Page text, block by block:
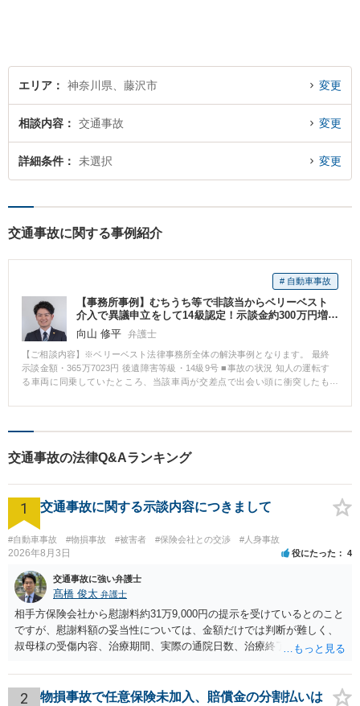
エリア 神奈川県、藤沢市 変更
相談内容 交通事故 変更
詳細条件 未選択 変更
交通事故に関する事例紹介
# 自動車事故
【事務所事例】むちうち等で非該当からベリーベスト
介入で異議申立をして14級認定！示談金約300万円増
額！
向山 修平 弁護士
【ご相談内容】※ベリーベスト法律事務所全体の解決事例となります。 最終
示談金額・365万7023円 後遺障害等級・14級9号 ■事故の状況 知人の運転す
る車両に同乗していたところ、当該車両が交差点で出会い頭に衝突したも
ら5カ月間通院したところで相手方保険会社からの治療費の支払いを打ち切ら
院を続けており、症状が残存していたことから、後遺障害の申請をしました
が自賠責保険からは非該当の認定を受けました。 その後、非該当であること
法律事務所では、示談金額を上げるためには、非該当とされた後遺障害の認
定に対して異議申立をするしかないと判断し、異議申立をすることになりま
した。その際、医師に対しては、診断書に通院状況についての追記を依頼
し、また、カルテを取り付けるなどしてHさんの治療状況、症状経過の立証活
動を行いました。その結果、異議申立が認められ、頚部痛について14級9号の
認定を受けることができました。 14級9号の認定を受けることができたた
め、賠償額は大幅に上昇し、約365万円で示談が成立する結果となりました。
交通事故の法律Q&Aランキング
1 交通事故に関する示談内容につきまして
#自動車事故 #物損事故 #被害者 #保険会社との交渉 #人身事故
2026年8月3日 役にたった 4
交通事故に強い弁護士
髙橋 俊太 弁護士
相手方保険会社から慰謝料約31万9,000円の提示を受けているとのこと
ですが、慰謝料額の妥当性については、金額だけでは判断が難しく、
叔母様の受傷内容、治療期間、実際の通院日数、治療終了の経緯、後
確認する必要があります。保険会社から提示される慰謝料額について
は、弁護士が介入することにより増額を検討できる場合がありますの
2
物損事故で任意保険未加入、賠償金の分割払いは